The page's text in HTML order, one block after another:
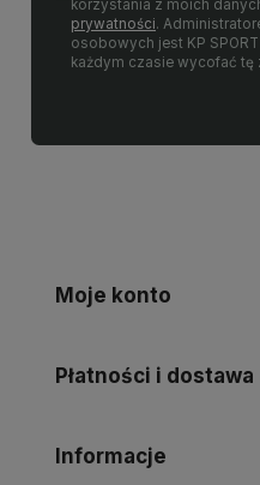
korzystania z moich
prywatności.
osobowych jest KP SPORT
każdym czasie wycofać tę
Moje konto
Płatności i dostawa
Informacje